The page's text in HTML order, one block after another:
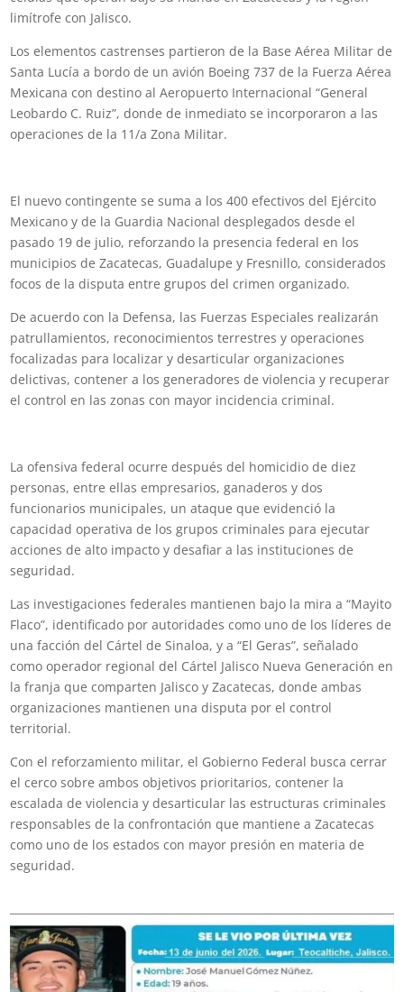
limítrofe con Jalisco.
Los elementos castrenses partieron de la Base Aérea Militar de
Santa Lucía a bordo de un avión Boeing 737 de la Fuerza Aérea
Mexicana con destino al Aeropuerto Internacional “General
Leobardo C. Ruiz”, donde de inmediato se incorporaron a las
operaciones de la 11/a Zona Militar.
El nuevo contingente se suma a los 400 efectivos del Ejército
Mexicano y de la Guardia Nacional desplegados desde el
pasado 19 de julio, reforzando la presencia federal en los
municipios de Zacatecas, Guadalupe y Fresnillo, considerados
focos de la disputa entre grupos del crimen organizado.
De acuerdo con la Defensa, las Fuerzas Especiales realizarán
patrullamientos, reconocimientos terrestres y operaciones
focalizadas para localizar y desarticular organizaciones
delictivas, contener a los generadores de violencia y recuperar
el control en las zonas con mayor incidencia criminal.
La ofensiva federal ocurre después del homicidio de diez
personas, entre ellas empresarios, ganaderos y dos
funcionarios municipales, un ataque que evidenció la
capacidad operativa de los grupos criminales para ejecutar
acciones de alto impacto y desafiar a las instituciones de
seguridad.
Las investigaciones federales mantienen bajo la mira a “Mayito
Flaco”, identificado por autoridades como uno de los líderes de
una facción del Cártel de Sinaloa, y a “El Geras”, señalado
como operador regional del Cártel Jalisco Nueva Generación en
la franja que comparten Jalisco y Zacatecas, donde ambas
organizaciones mantienen una disputa por el control
territorial.
Con el reforzamiento militar, el Gobierno Federal busca cerrar
el cerco sobre ambos objetivos prioritarios, contener la
escalada de violencia y desarticular las estructuras criminales
responsables de la confrontación que mantiene a Zacatecas
como uno de los estados con mayor presión en materia de
seguridad.